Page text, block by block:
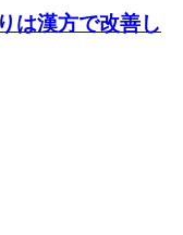
は漢方で改善し